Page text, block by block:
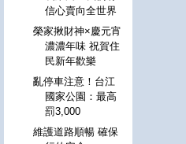
信心賣向全世界
榮家揪財神×慶元宵
濃濃年味 祝賀住
民新年歡樂
亂停車注意！台江
國家公園：最高
罰3,000
維護道路順暢 確保